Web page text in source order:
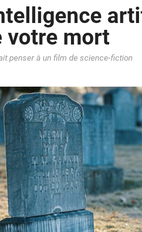
votre mort
penser à un film de science-fiction